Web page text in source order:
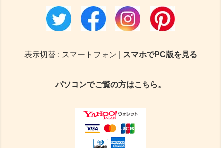
表示切替 : スマートフォン | スマホでPC版を見る
パソコンでご覧の方はこちら。